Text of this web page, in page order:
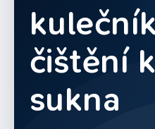
čištění
sukna